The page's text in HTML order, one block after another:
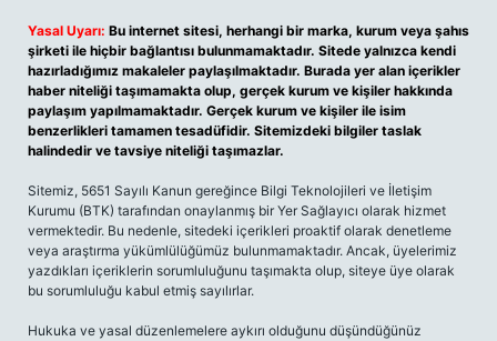
Yasal Uyarı: Bu internet sitesi, herhangi bir marka, kurum veya şahıs
şirketi ile hiçbir bağlantısı bulunmamaktadır. Sitede yalnızca kendi
hazırladığımız makaleler paylaşılmaktadır. Burada yer alan içerikler
haber niteliği taşımamakta olup, gerçek kurum ve kişiler hakkında
paylaşım yapılmamaktadır. Gerçek kurum ve kişiler ile isim
benzerlikleri tamamen tesadüfidir. Sitemizdeki bilgiler taslak
halindedir ve tavsiye niteliği taşımazlar.
Sitemiz, 5651 Sayılı Kanun gereğince Bilgi Teknolojileri ve İletişim
Kurumu (BTK) tarafından onaylanmış bir Yer Sağlayıcı olarak hizmet
vermektedir. Bu nedenle, sitedeki içerikleri proaktif olarak denetleme
veya araştırma yükümlülüğümüz bulunmamaktadır. Ancak, üyelerimiz
yazdıkları içeriklerin sorumluluğunu taşımakta olup, siteye üye olarak
bu sorumluluğu kabul etmiş sayılırlar.
Hukuka ve yasal düzenlemelere aykırı olduğunu düşündüğünüz